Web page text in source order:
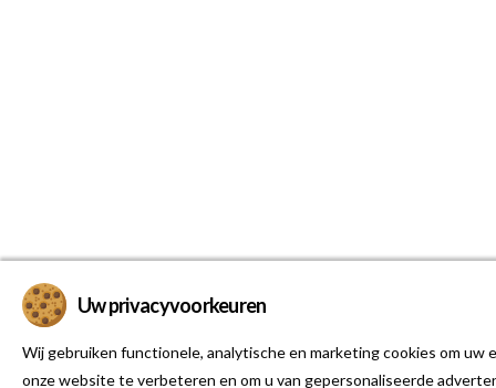
Uw privacyvoorkeuren
Wij gebruiken functionele, analytische en marketing cookies om uw
onze website te verbeteren en om u van gepersonaliseerde